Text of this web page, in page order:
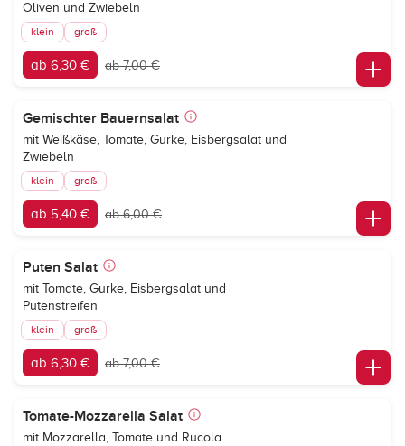
Oliven und Zwiebeln
klein groß
ab 6,30 € ab 7,00 €
Gemischter Bauernsalat
mit Weißkäse, Tomate, Gurke, Eisbergsalat und
Zwiebeln
klein groß
ab 5,40 € ab 6,00 €
Puten Salat
mit Tomate, Gurke, Eisbergsalat und
Putenstreifen
klein groß
ab 6,30 € ab 7,00 €
Tomate-Mozzarella Salat
mit Mozzarella, Tomate und Rucola